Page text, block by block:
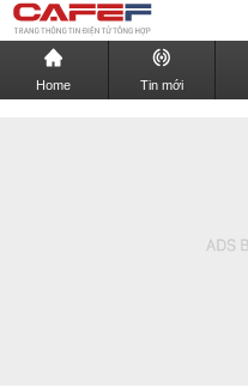
Home Tin mới